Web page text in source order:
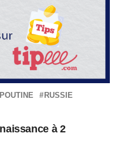
POUTINE RUSSIE
à 2